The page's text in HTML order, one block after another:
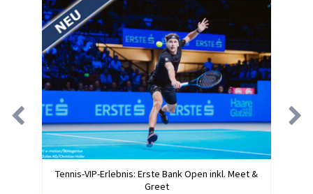
Tennis-VIP-Erlebnis: Erste Bank Open inkl. Meet &
Greet